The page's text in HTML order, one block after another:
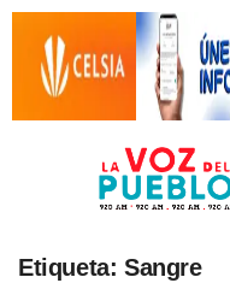
Etiqueta: Sangre